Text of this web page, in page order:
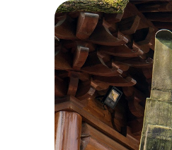
Đền La Hán được
khuôn mặt khác
vẽ rất cẩn thận bởi
một điểm chung:
giáo và Văn hóa
phẩm điêu khắc
chiêm ngưỡng
Ở trung tâm của